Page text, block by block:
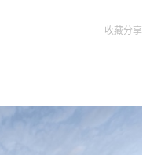
收藏分享